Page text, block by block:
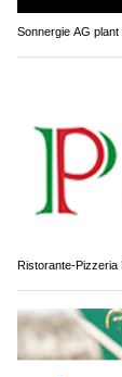
Sonnergie AG
Ristorante-Pizzeria